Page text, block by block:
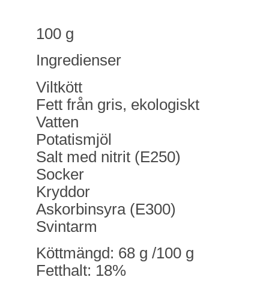
100 g
Ingredienser
Viltkött
Fett från gris, ekologiskt
Vatten
Potatismjöl
Salt med nitrit (E250)
Socker
Kryddor
Askorbinsyra (E300)
Svintarm
Köttmängd: 68 g /100 g
Fetthalt: 18%